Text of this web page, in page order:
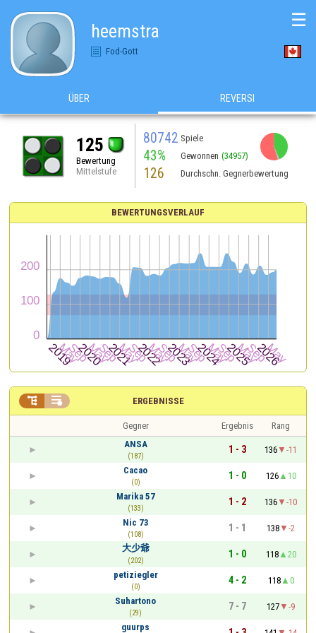
heemstra
Fod-Gott
☰
ÜBER REVERSI
125
Bewertung
Mittelstufe
80742 Spiele
43% Gewonnen (34957)
126 Durchschn. Gegnerbewertung
BEWERTUNGSVERLAUF
ERGEBNISSE
 
Gegner Ergebnis
Rang
ANSA
(187)
1 - 3 136
-11
Cacao
(0)
1 - 0 126
10
Marika 57
(133)
1 - 2 136
-10
Nic 73
(108)
1 - 1 138
-2
大少爺
(202)
1 - 0 118
20
petiziegler
(0)
4 - 2 118
0
Suhartono
(29)
7 - 7 127
-9
guurps